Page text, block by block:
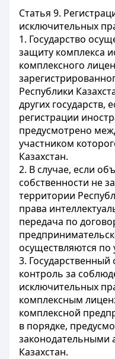
Статья 9.
исключительных
1. Государство
защиту комплекса
комплексного
Республики
других государств,
регистрации
предусмотрено
участником
Казахстан.
2. В случае, если
собственности не
территории
права
передача по
осуществляются
3. Государственный
контроль за
исключительных
комплексным
комплексной
в порядке,
законодательными
Казахстан.